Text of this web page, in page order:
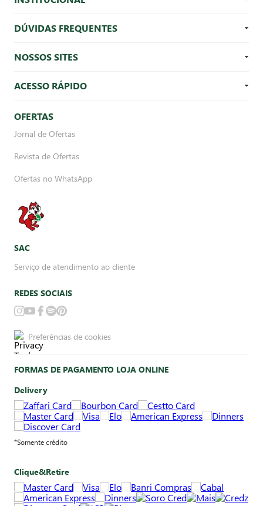
DÚVIDAS FREQUENTES
NOSSOS SITES
ACESSO RÁPIDO
OFERTAS
Jornal de Ofertas
Revista de Ofertas
Ofertas no WhatsApp
SAC
Serviço de atendimento ao cliente
REDES SOCIAIS
Preferências de cookies
FORMAS DE PAGAMENTO LOJA ONLINE
Delivery
*Somente crédito
Clique&Retire